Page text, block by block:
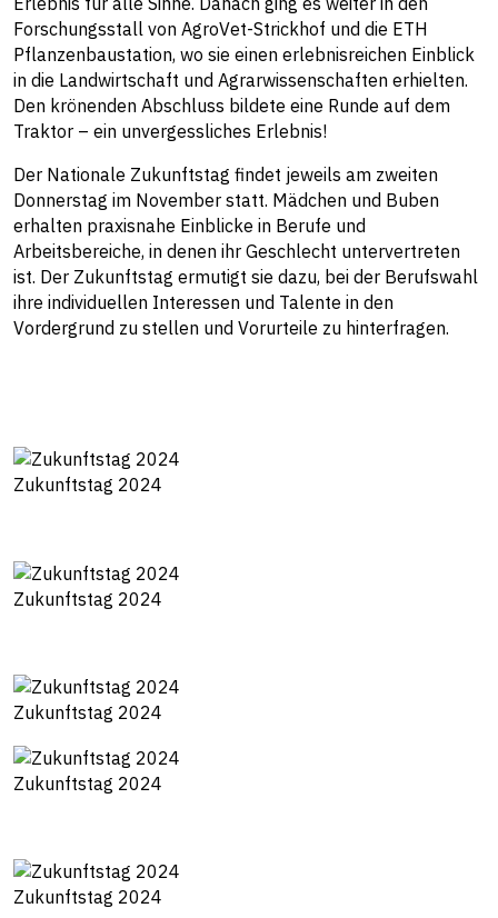
Forschungsstall von AgroVet-Strickhof und die ETH
Pflanzenbaustation, wo sie einen erlebnisreichen Einblick
in die Landwirtschaft und Agrarwissenschaften erhielten.
Den krönenden Abschluss bildete eine Runde auf dem
Traktor – ein unvergessliches Erlebnis!
Der Nationale Zukunftstag findet jeweils am zweiten
Donnerstag im November statt. Mädchen und Buben
erhalten praxisnahe Einblicke in Berufe und
Arbeitsbereiche, in denen ihr Geschlecht untervertreten
ist. Der Zukunftstag ermutigt sie dazu, bei der Berufswahl
ihre individuellen Interessen und Talente in den
Vordergrund zu stellen und Vorurteile zu hinterfragen.
Zukunftstag 2024
Zukunftstag 2024
Zukunftstag 2024
Zukunftstag 2024
Zukunftstag 2024